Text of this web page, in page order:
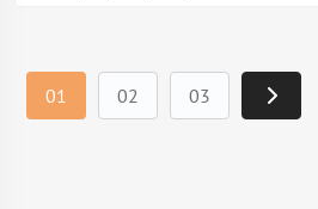
01 02 03